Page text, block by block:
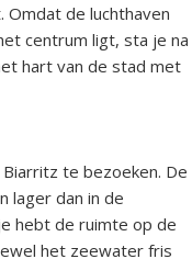
Omdat de luchthaven
centrum ligt, sta je na
hart van de stad met
te bezoeken. De
lager dan in de
hebt de ruimte op de
het zeewater fris